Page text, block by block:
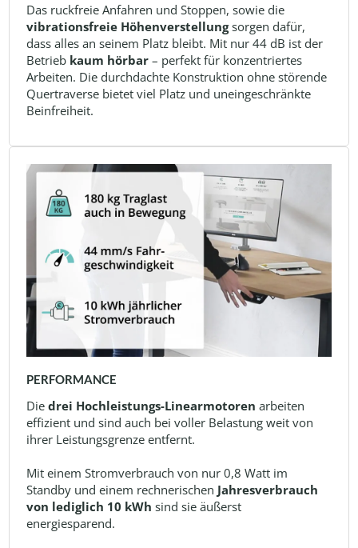
Das ruckfreie Anfahren und Stoppen, sowie die
vibrationsfreie Höhenverstellungsorgen dafür,
dass alles an seinem Platz bleibt. Mit nur 44 dB ist der
Betrieb kaum hörbar – perfekt für konzentriertes
Arbeiten. Die durchdachte Konstruktion ohne störende
Quertraverse bietet viel Platz und uneingeschränkte
Beinfreiheit.
PERFORMANCE
Diedrei Hochleistungs-Linearmotoren arbeiten
effizient und sind auch bei voller Belastung weit von
ihrer Leistungsgrenze entfernt.
Mit einem Stromverbrauch von nur 0,8 Watt im
Standby und einem rechnerischen Jahresverbrauch
von lediglich 10 kWh sind sie äußerst
energiesparend.